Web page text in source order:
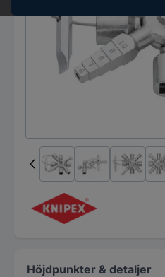
Höjdpunkter & detaljer